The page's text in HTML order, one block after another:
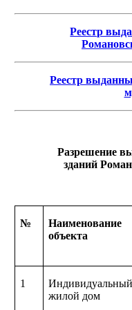
Реестр
Реестр
Разрешение
зданий
№
Наименование
объекта
1
жилой дом